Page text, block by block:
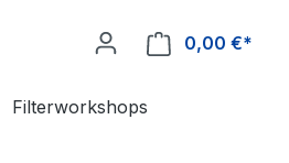
0,00 €*
Filterworkshops